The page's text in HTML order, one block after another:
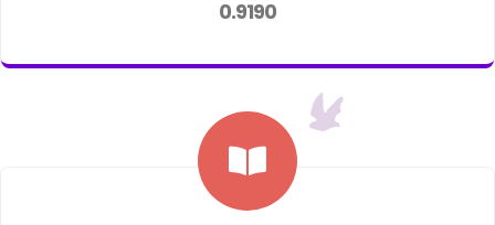
0.9190